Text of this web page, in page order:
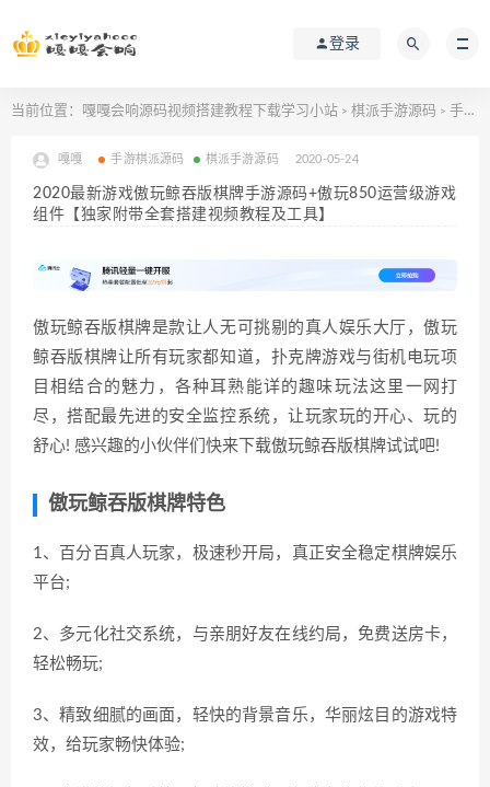
登录
当前位置： 嘎嘎会响源码视频搭建教程下载学习小站 > 棋派手游源码 > 手游棋派源码
嘎嘎 手游棋派源码 棋派手游源码 2020-05-24
2020最新游戏傲玩鲸吞版棋牌手游源码+傲玩850运营级游戏
组件【独家附带全套搭建视频教程及工具】
傲玩鲸吞版棋牌是款让人无可挑剔的真人娱乐大厅，傲玩
鲸吞版棋牌让所有玩家都知道，扑克牌游戏与街机电玩项
目相结合的魅力，各种耳熟能详的趣味玩法这里一网打
尽，搭配最先进的安全监控系统，让玩家玩的开心、玩的
舒心! 感兴趣的小伙伴们快来下载傲玩鲸吞版棋牌试试吧!
傲玩鲸吞版棋牌特色
1、百分百真人玩家，极速秒开局，真正安全稳定棋牌娱乐
平台;
2、多元化社交系统，与亲朋好友在线约局，免费送房卡，
轻松畅玩;
3、精致细腻的画面，轻快的背景音乐，华丽炫目的游戏特
效，给玩家畅快体验;